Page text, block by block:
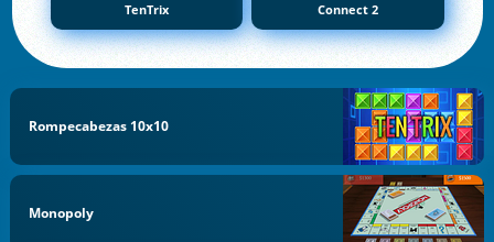
TenTrix Connect 2
Rompecabezas 10x10
Monopoly